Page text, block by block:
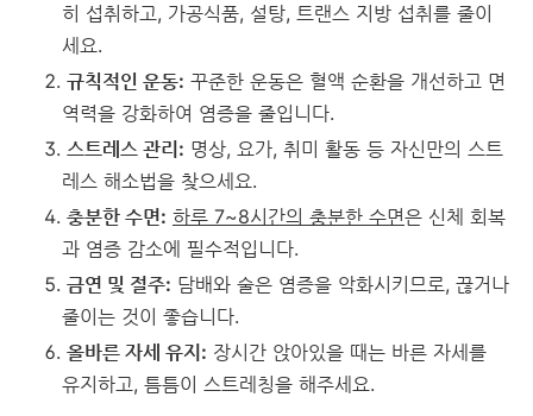
히 섭취하고, 가공식품, 설탕, 트랜스 지방 섭취를 줄이
세요.
규칙적인 운동: 꾸준한 운동은 혈액 순환을 개선하고 면
역력을 강화하여 염증을 줄입니다.
스트레스 관리: 명상, 요가, 취미 활동 등 자신만의 스트
레스 해소법을 찾으세요.
충분한 수면: 하루 7~8시간의 충분한 수면은 신체 회복
과 염증 감소에 필수적입니다.
금연 및 절주: 담배와 술은 염증을 악화시키므로, 끊거나
줄이는 것이 좋습니다.
올바른 자세 유지: 장시간 앉아있을 때는 바른 자세를
유지하고, 틈틈이 스트레칭을 해주세요.